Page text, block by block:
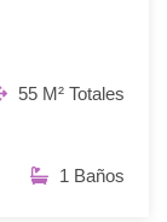
55 M² Totales
1 Baños